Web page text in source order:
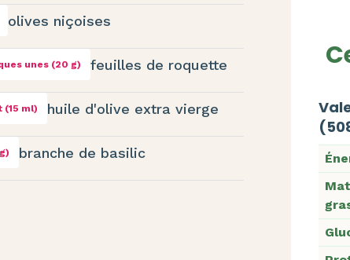
olives niçoises
unes (20 g) feuilles de roquette
(15 ml) huile d'olive extra vierge
branche de basilic